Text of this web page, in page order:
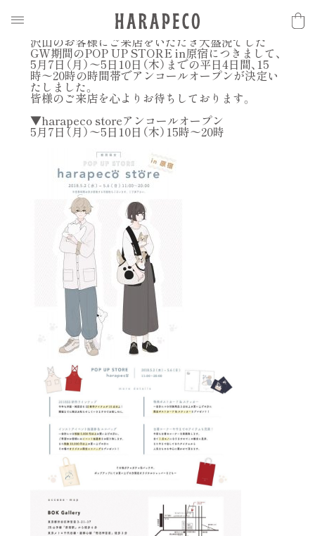
原宿POP UP STORE 延長オープンのお知らせ
沢山のお客様にご来店をいただき大盛況でした
GW期間のPOP UP STORE in原宿につきまして、
5月7日（月）〜5日10日（木）までの平日4日間、15
時〜20時の時間帯でアンコールオープンが決定い
たしました。
皆様のご来店を心よりお待ちしております。
▼harapeco storeアンコールオープン
5月7日（月）〜5日10日（木）15時〜20時